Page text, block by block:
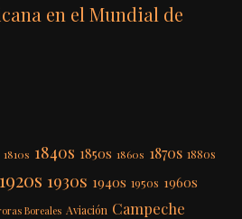
en el Mundial de
1810s 1840s 1850s 1860s 1870s 1880s
1920s 1930s 1940s 1950s 1960s
Boreales Aviación Campeche